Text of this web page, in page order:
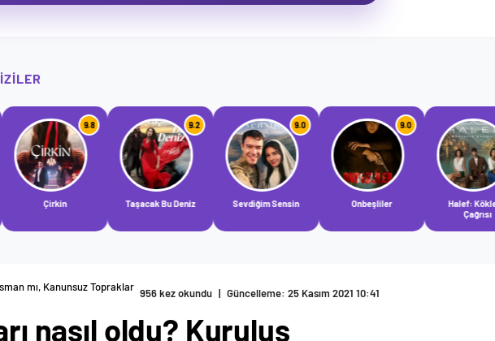
Taşacak Bu Deniz Sevdiğim Sensin Onbeşliler
Halef: Köklerin
mı, Kanunsuz Topraklar 956 kez okundu | Güncelleme: 25 Kasım 2021 10:41
nasıl oldu? Kuruluş